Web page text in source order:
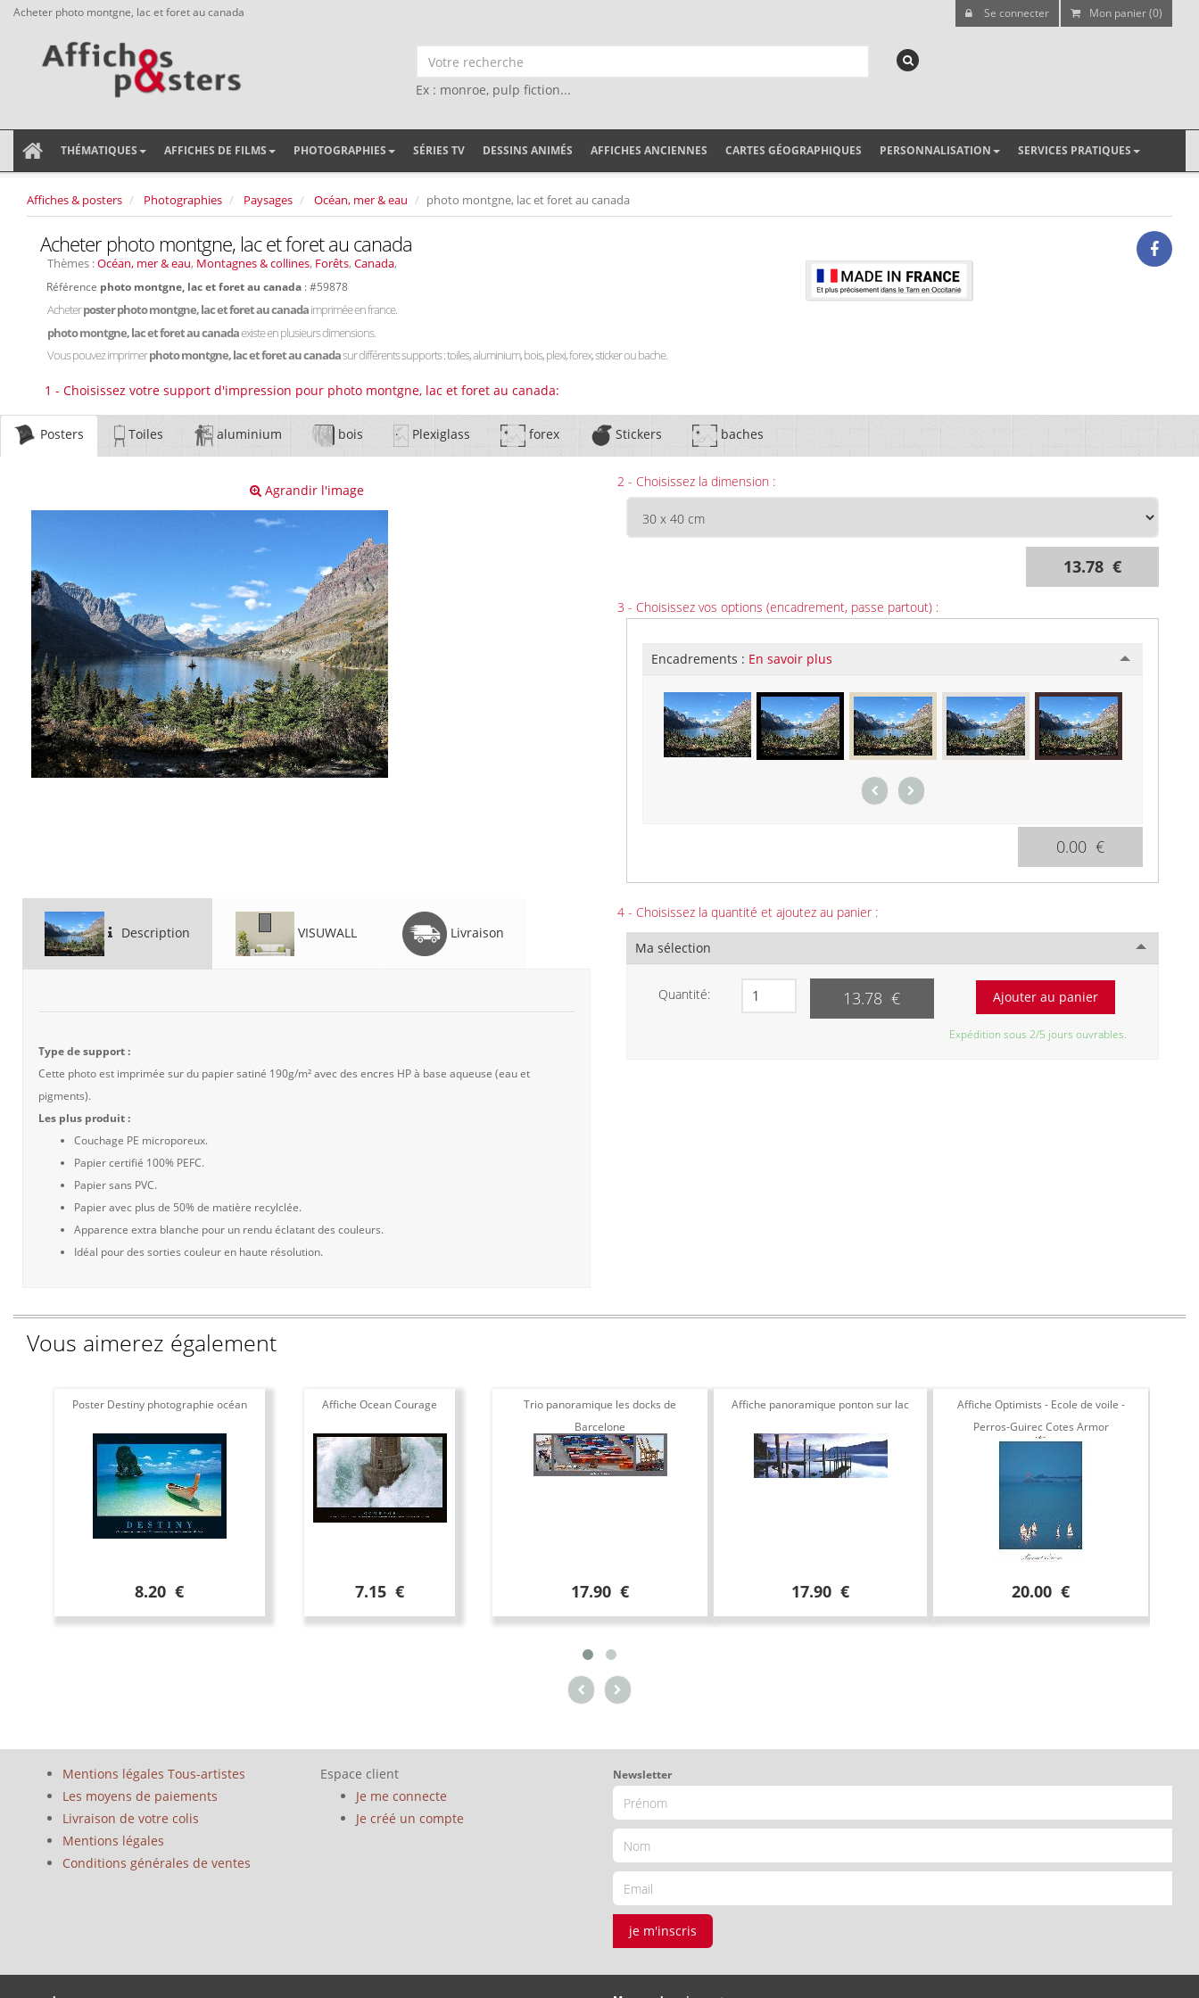
Acheter photo montgne, lac et foret au canada Se connecter Mon panier (0)
Ex : monroe, pulp fiction...
THÉMATIQUES AFFICHES DE FILMS PHOTOGRAPHIES SÉRIES TV DESSINS ANIMÉS AFFICHES ANCIENNES CARTES GÉOGRAPHIQUES PERSONNALISATION SERVICES PRATIQUES
Affiches & posters Photographies Paysages Océan, mer & eau photo montgne, lac et foret au canada
Acheter photo montgne, lac et foret au canada
Thèmes :Océan, mer & eau, Montagnes & collines, Forêts, Canada,
Référence photo montgne, lac et foret au canada : #59878
Acheterposter photo montgne, lac et foret au canadaimprimée en france.
photo montgne, lac et foret au canadaexiste en plusieurs dimensions.
Vous pouvez imprimerphoto montgne, lac et foret au canadasur différents supports : toiles, aluminium, bois, plexi, forex, sticker ou bache.
1 - Choisissez votre support d'impression pour photo montgne, lac et foret au canada:
Posters Toiles aluminium bois Plexiglass forex Stickers baches
Agrandir l'image
Description VISUWALL Livraison
Type de support :
Cette photo est imprimée sur du papier satiné 190g/m² avec des encres HP à base aqueuse (eau et
pigments).
Les plus produit :
Couchage PE microporeux.
Papier certifié 100% PEFC.
Papier sans PVC.
Papier avec plus de 50% de matière recylclée.
Apparence extra blanche pour un rendu éclatant des couleurs.
Idéal pour des sorties couleur en haute résolution.
2 - Choisissez la dimension :
13.78 €
3 - Choisissez vos options (encadrement, passe partout) :
Encadrements : En savoir plus
0.00 €
4 - Choisissez la quantité et ajoutez au panier :
Ma sélection
Quantité: 13.78 €
Expédition sous 2/5 jours ouvrables.
Vous aimerez également
Poster Destiny photographie océan
8.20 €
Affiche Ocean Courage
7.15 €
Trio panoramique les docks de
Barcelone
17.90 €
Affiche panoramique ponton sur lac
17.90 €
Affiche Optimists - Ecole de voile -
Perros-Guirec Cotes Armor
20.00 €
Mentions légales Tous-artistes
Les moyens de paiements
Livraison de votre colis
Mentions légales
Conditions générales de ventes
Espace client
Je me connecte
Je créé un compte
Newsletter
je m'inscris